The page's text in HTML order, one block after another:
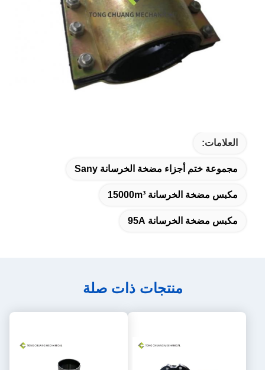
العلامات:
مجموعة ختم أجزاء مضخة الخرسانة Sany
مكبس مضخة الخرسانة 15000m³
مكبس مضخة الخرسانة 95A
منتجات ذات صلة